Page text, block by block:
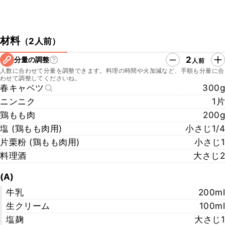
材料（2人前）
分量の調整 2 人前
人数に合わせて分量を調整できます。料理の時間や火加減など、手順も分量に合
わせて調整してくださいね。
春キャベツ
300g
ニンニク
1片
鶏もも肉
200g
塩 (鶏もも肉用)
小さじ1/4
片栗粉 (鶏もも肉用)
小さじ1
料理酒
大さじ2
(A)
牛乳
200ml
生クリーム
100ml
塩麹
大さじ1